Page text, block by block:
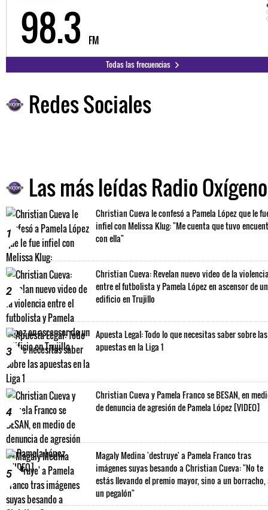
98.3 FM
Todas las frecuencias
Redes Sociales
Las más leídas Radio Oxígeno
1
Christian Cueva le confesó a Pamela López que le
infiel con Melissa Klug: "Me cuenta que tuvo
con ella"
2
Christian Cueva: Revelan nuevo video de la
entre el futbolista y Pamela López en ascensor de un
edificio en Trujillo
3
Apuesta Legal: Todo lo que necesitas saber sobre las
apuestas en la Liga 1
4
Christian Cueva y Pamela Franco se BESAN, en
de denuncia de agresión de Pamela López [VIDEO]
5
Magaly Medina 'destruye' a Pamela Franco tras
imágenes suyas besando a Christian Cueva: "No te
estás llevando el premio mayor, sino a un borracho,
un pegalón"